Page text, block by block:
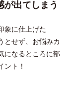
が出てしまう
象に仕上げた
とせず、お悩みカ
になるところに部
ト！